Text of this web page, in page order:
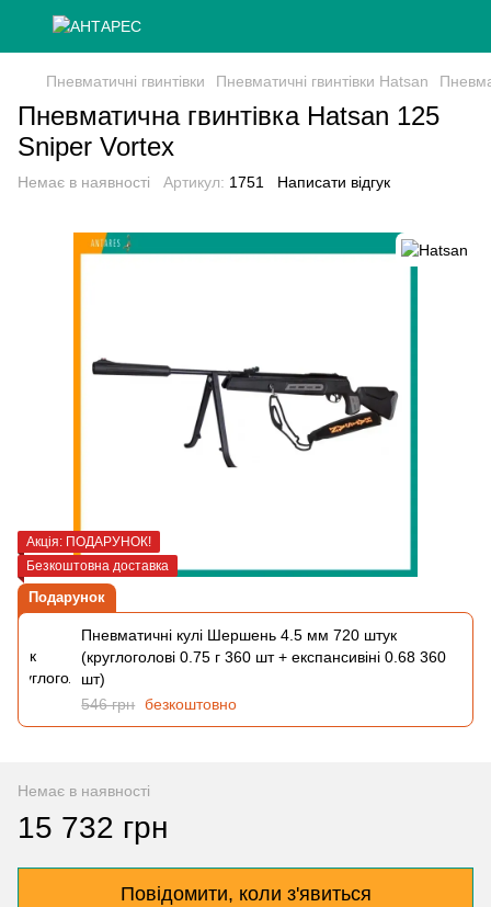
Пневматичні гвинтівки Пневматичні гвинтівки Hatsan
Пневматична гвинтівка Hatsan 125
Sniper Vortex
Немає в наявності Артикул: 1751 Написати відгук
Акція: ПОДАРУНОК!
Безкоштовна доставка
Подарунок
Пневматичні кулі Шершень 4.5 мм 720 штук
(круглоголові 0.75 г 360 шт + експансивіні 0.68 360
шт)
546 грн безкоштовно
Немає в наявності
15 732 грн
Повідомити, коли з'явиться